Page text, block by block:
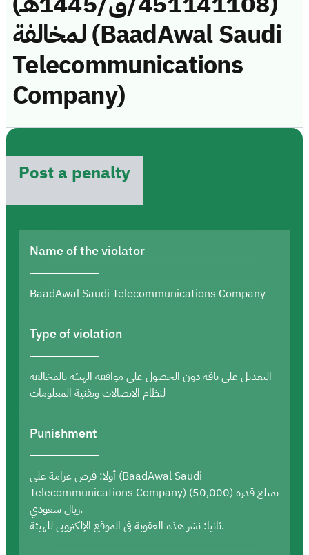
لمخالفة (BaadAwal Saudi
Telecommunications
Company)
Post a penalty
Name of the violator
BaadAwal Saudi Telecommunications Company
Type of violation
التعديل على باقة دون الحصول على موافقة الهيئة بالمخالفة
لنظام الاتصالات وتقنية المعلومات
Punishment
أولا: فرض غرامة على (BaadAwal Saudi
Telecommunications Company) بمبلغ قدره (50,000)
ريال سعودي.
ثانيا: نشر هذه العقوبة في الموقع الإلكتروني للهيئة.